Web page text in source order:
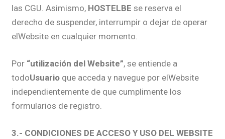
las CGU. Asimismo, HOSTELBE se reserva el
derecho de suspender, interrumpir o dejar de operar
elWebsite en cualquier momento.
Por “utilización del Website”, se entiende a
todoUsuario que acceda y navegue por elWebsite
independientemente de que cumplimente los
formularios de registro.
3.- CONDICIONES DE ACCESO Y USO DEL WEBSITE